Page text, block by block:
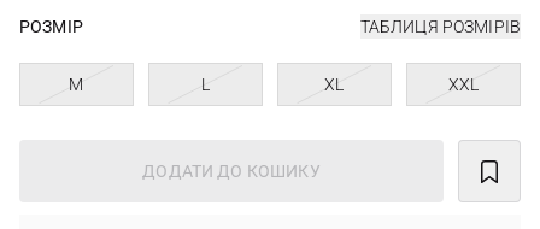
РОЗМІР ТАБЛИЦЯ РОЗМІРІВ
M L XL XXL
ДОДАТИ ДО КОШИКУ